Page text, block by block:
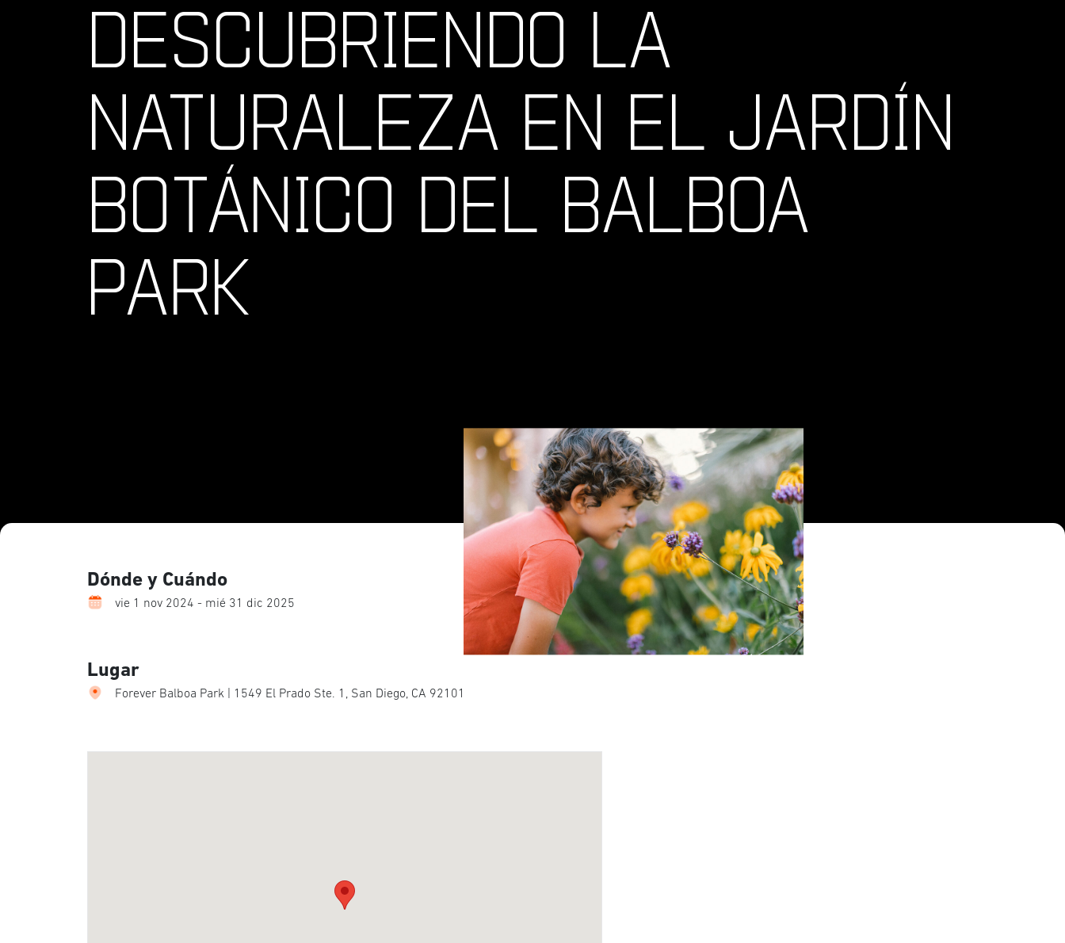
DESCUBRIENDO LA
NATURALEZA EN EL JARDÍN
BOTÁNICO DEL BALBOA
PARK
Dónde y Cuándo
vie 1 nov 2024 - mié 31 dic 2025
Lugar
Forever Balboa Park | 1549 El Prado Ste. 1, San Diego, CA 92101